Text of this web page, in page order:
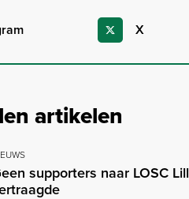
X
artikelen
supporters naar LOSC